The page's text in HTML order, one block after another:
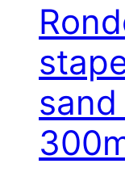
sand